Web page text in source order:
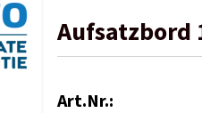
Aufsatzbord
Art.Nr.: